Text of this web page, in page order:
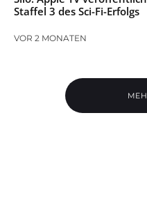
Staffel 3 des Sci-Fi-Erfolgs
VOR 2 MONATEN